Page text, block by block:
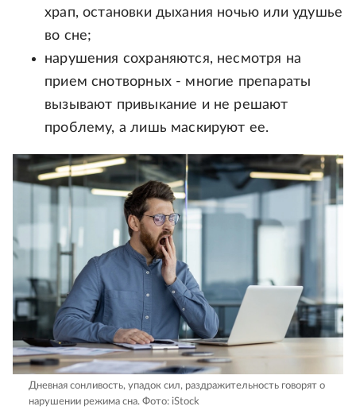
храп, остановки дыхания ночью или удушье
во сне;
нарушения сохраняются, несмотря на
прием снотворных - многие препараты
вызывают привыкание и не решают
проблему, а лишь маскируют ее.
Дневная сонливость, упадок сил, раздражительность говорят о
нарушении режима сна. Фото: iStock